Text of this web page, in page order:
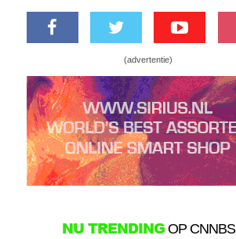
(advertentie)
NU TRENDINGOP CNNBS